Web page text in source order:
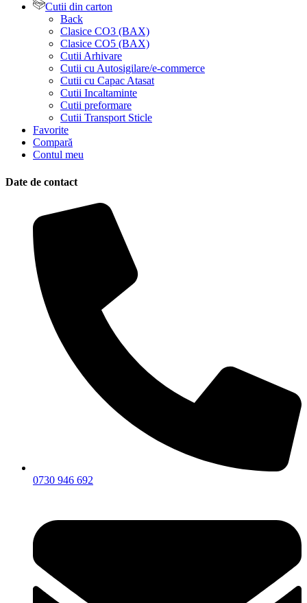
Cutii din carton
Back
Clasice CO3 (BAX)
Clasice CO5 (BAX)
Cutii Arhivare
Cutii cu Autosigilare/e-commerce
Cutii cu Capac Atasat
Cutii Incaltaminte
Cutii preformare
Cutii Transport Sticle
Favorite
Compară
Contul meu
Date de contact
0730 946 692